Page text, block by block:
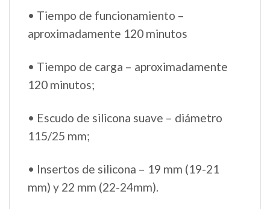
• Tiempo de funcionamiento –
aproximadamente 120 minutos
• Tiempo de carga – aproximadamente
120 minutos;
• Escudo de silicona suave – diámetro
115/25 mm;
• Insertos de silicona – 19 mm (19-21
mm) y 22 mm (22-24mm).